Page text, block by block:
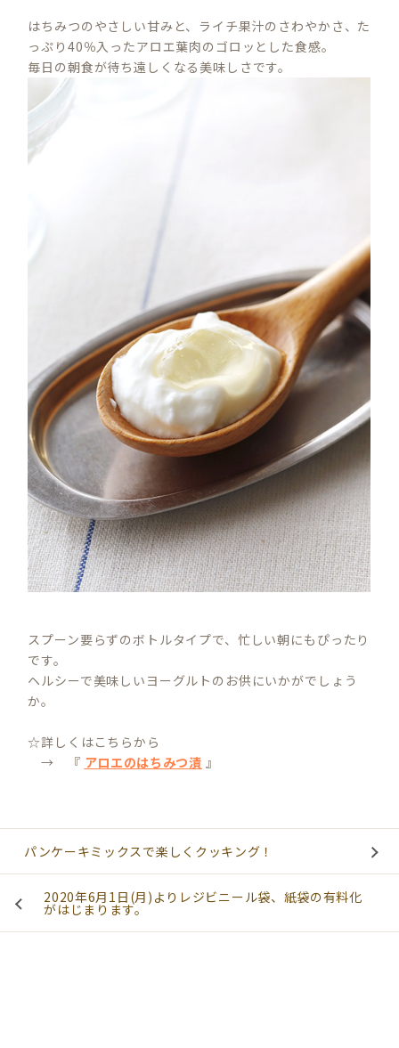
はちみつのやさしい甘みと、ライチ果汁のさわやかさ、た
っぷり40％入ったアロエ葉肉のゴロッとした食感。
毎日の朝食が待ち遠しくなる美味しさです。
スプーン要らずのボトルタイプで、忙しい朝にもぴったり
です。
ヘルシーで美味しいヨーグルトのお供にいかがでしょう
か。
☆詳しくはこちらから
→ 『 アロエのはちみつ漬 』
パンケーキミックスで楽しくクッキング！
2020年6月1日(月)よりレジビニール袋、紙袋の有料化
がはじまります。